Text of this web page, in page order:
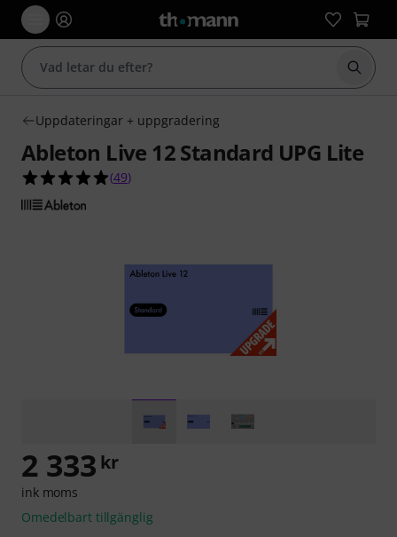
Börja
Uppdateringar + uppgradering
Ableton Live 12 Standard UPG Lite
5.0 av 5 stjärnor från 49 kundbetyg
(49)
2 333 kr
ink moms
Omedelbart tillgänglig